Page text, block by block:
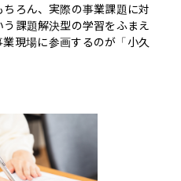
ろん、実際の事業課題に対
課題解決型の学習をふまえ
現場に参画するのが「小久